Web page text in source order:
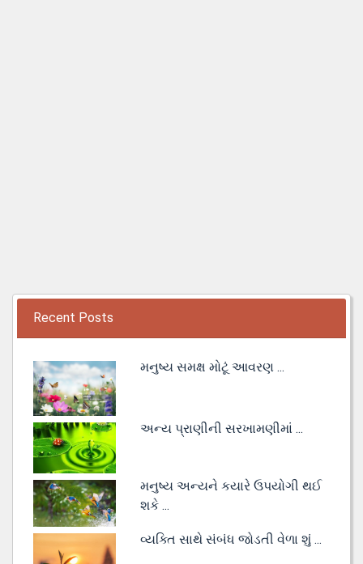
Recent Posts
મનુષ્ય સમક્ષ મોટૂં આવરણ ...
અન્ય પ્રાણીની સરખામણીમાં ...
મનુષ્ય અન્યને કયારે ઉપયોગી થઈ
શકે ...
વ્યક્તિ સાથે સંબંધ જોડતી વેળા શું ...